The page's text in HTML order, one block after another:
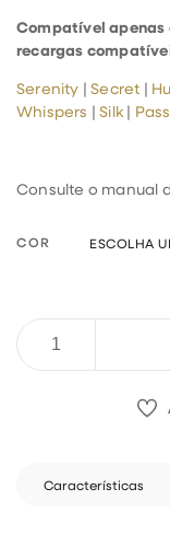
Compatível apenas
recargas
Serenity |Secret |
Whispers |Silk|
Consulte o manual
COR
Características